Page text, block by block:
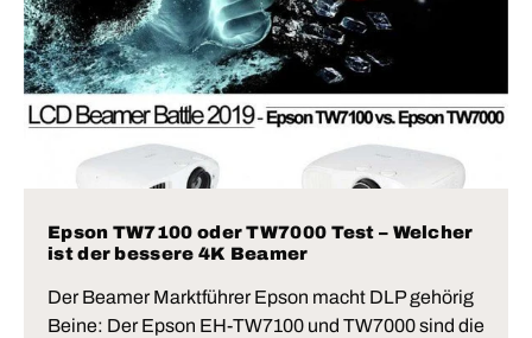
Epson TW7100 oder TW7000 Test – Welcher
ist der bessere 4K Beamer
Der Beamer Marktführer Epson macht DLP gehörig
Beine: Der Epson EH-TW7100 und TW7000 sind die